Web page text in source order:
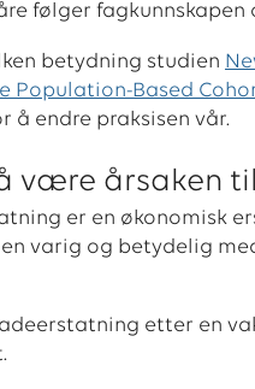
følger fagkunnskapen
betydning studien
Population-Based
å endre praksisen vår.
være årsaken
er en økonomisk
varig og betydelig
etter en